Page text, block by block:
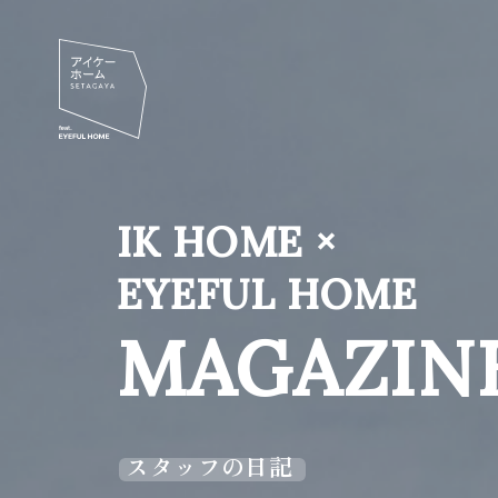
IK HOME ×
EYEFUL HOME
スタッフの日記